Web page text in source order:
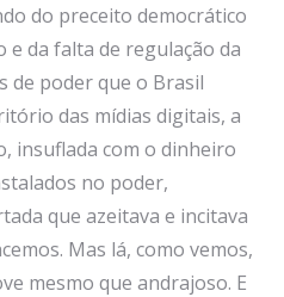
do preceito democrático
e da falta de regulação da
de poder que o Brasil
das mídias digitais, a
insuflada com o dinheiro
no poder,
que azeitava e incitava
Mas lá, como vemos,
mesmo que andrajoso. E